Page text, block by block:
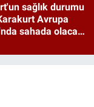
sağlık durumu
Avrupa
sahada olacak